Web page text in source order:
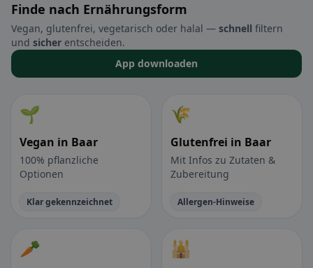
Finde nach Ernährungsform
Vegan, glutenfrei, vegetarisch oder halal — schnell filtern
und sicher entscheiden.
App downloaden
🌱
Vegan in Baar
100% pflanzliche
Optionen
Klar gekennzeichnet
🌾
Glutenfrei in Baar
Mit Infos zu Zutaten &
Zubereitung
Allergen-Hinweise
🥕 🕌